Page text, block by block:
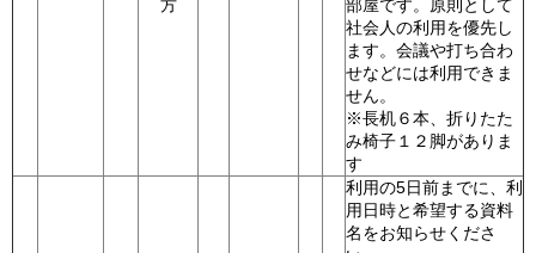
方
部屋です。原則として
社会人の利用を優先し
ます。会議や打ち合わ
せなどには利用できま
せん。
※長机６本、折りたた
み椅子１２脚がありま
す
利用の5日前までに、利
用日時と希望する資料
名をお知らせくださ